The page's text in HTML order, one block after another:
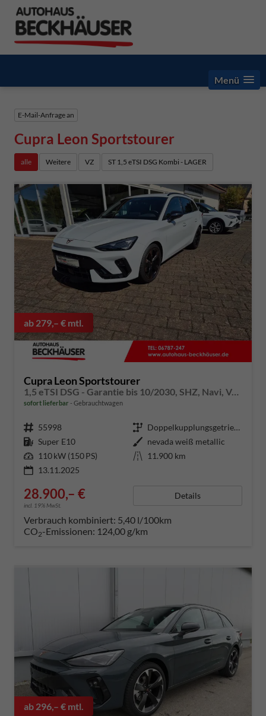
Menü
E-Mail-Anfrage an
Cupra Leon Sportstourer
alle Weitere VZ ST 1,5 eTSI DSG Kombi - LAGER
ab 279,– € mtl.
Cupra Leon Sportstourer
1,5 eTSI DSG - Garantie bis 10/2030, SHZ, Navi, Voll-LED, AHK-Vorbereitung, el. HK
sofort lieferbar Gebrauchtwagen
Fahrzeugnummer 55998 Getriebe
Doppelkupplungsgetriebe (DSG)
Kraftstoff Super E10 Außenfarbe nevada weiß metallic
Leistung 110 kW (150 PS) Kilometerstand 11.900 km
13.11.2025
28.900,– €
incl. 19% MwSt.
Details
Verbrauch kombiniert: 5,40 l/100km
CO2-Emissionen: 124,00 g/km
ab 296,– € mtl.